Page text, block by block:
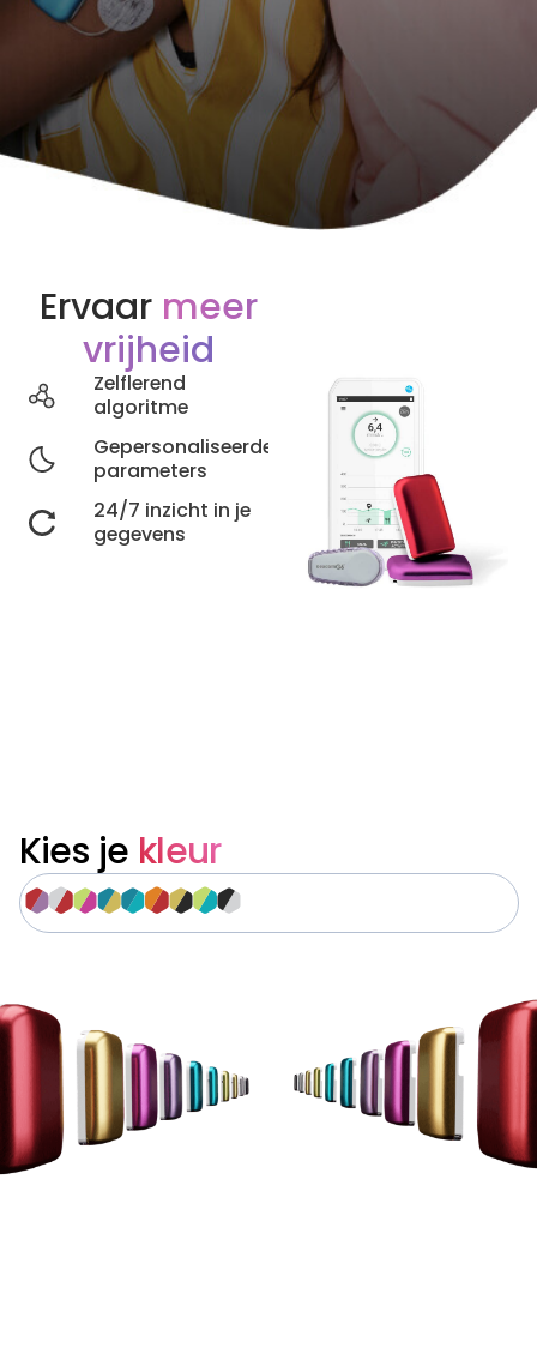
Ervaar meer
vrijheid
Zelflerend
algoritme
Gepersonaliseerde
parameters
24/7 inzicht in je
gegevens
Kies je kleur